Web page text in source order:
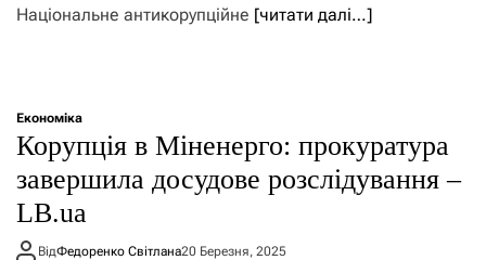
Національне антикорупційне [читати далі…]
Економіка
Корупція в Міненерго: прокуратура
завершила досудове розслідування –
LB.ua
ВідФедоренко Світлана20 Березня, 2025